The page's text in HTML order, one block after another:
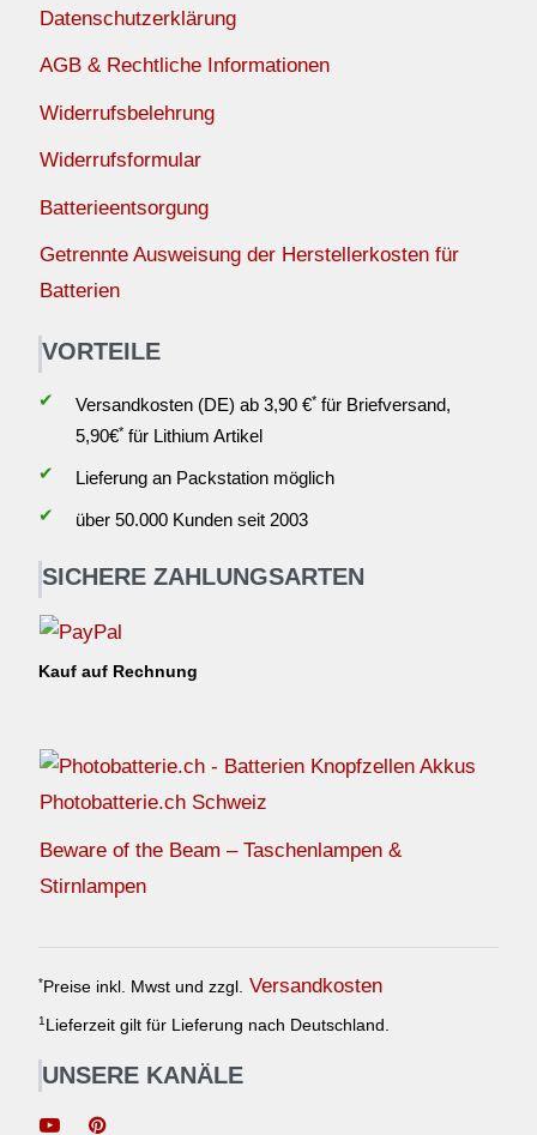
Datenschutzerklärung
AGB & Rechtliche Informationen
Widerrufsbelehrung
Widerrufsformular
Batterieentsorgung
Getrennte Ausweisung der Herstellerkosten für
Batterien
VORTEILE
✔ Versandkosten (DE) ab 3,90 €*für Briefversand,
5,90€*für Lithium Artikel
✔
Lieferung an Packstation möglich
✔
über 50.000 Kunden seit 2003
SICHERE ZAHLUNGSARTEN
Kauf auf Rechnung
Photobatterie.ch Schweiz
Beware of the Beam – Taschenlampen &
Stirnlampen
* Preise inkl. Mwst und zzgl. Versandkosten
1 Lieferzeit gilt für Lieferung nach Deutschland.
UNSERE KANÄLE